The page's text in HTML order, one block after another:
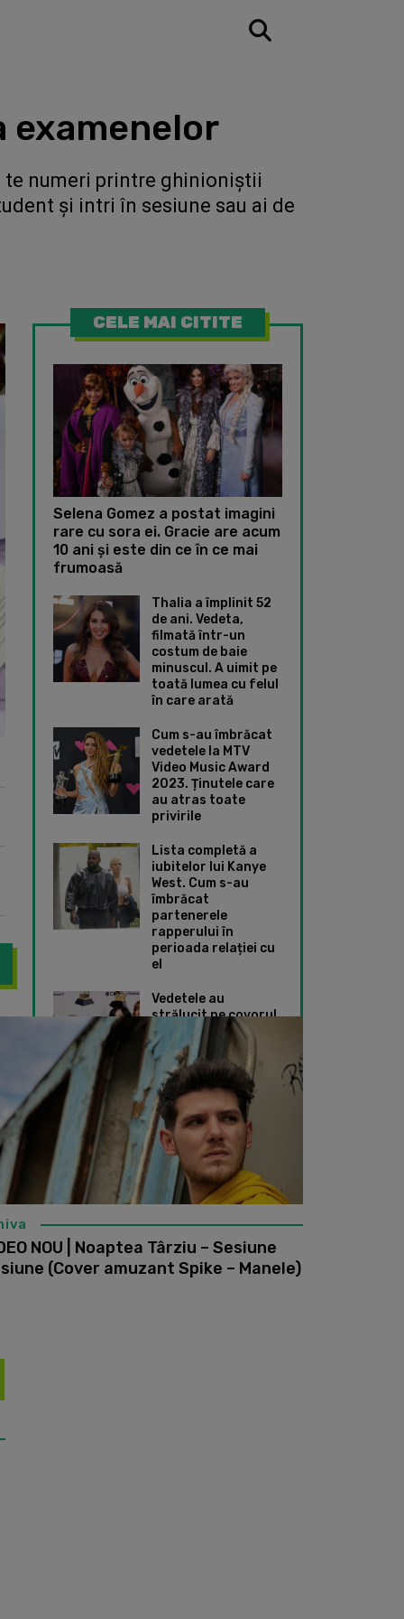
examenelor
te numeri printre ghinioniştii
şi intri în sesiune sau ai de
CELE MAI CITITE
Selena Gomez a postat imagini
rare cu sora ei. Gracie are acum
10 ani și este din ce în ce mai
frumoasă
Thalia a împlinit 52
de ani. Vedeta,
filmată într-un
costum de baie
minuscul. A uimit pe
toată lumea cu felul
în care arată
Cum s-au îmbrăcat
vedetele la MTV
Video Music Award
2023. Ținutele care
au atras toate
privirile
Lista completă a
iubitelor lui Kanye
West. Cum s-au
îmbrăcat
partenerele
rapperului în
perioada relației cu
el
Vedetele au
strălucit pe covorul
roșu de la Premiile
Grammy 2024. Ce
ținute speciale au
ales Taylor Swift și
Dua Lipa
au luat artiștii tăi preferați la Bacalaureat? Uite cine a fost
NOU | Noaptea Târziu – Sesiune
(Cover amuzant Spike – Manele)